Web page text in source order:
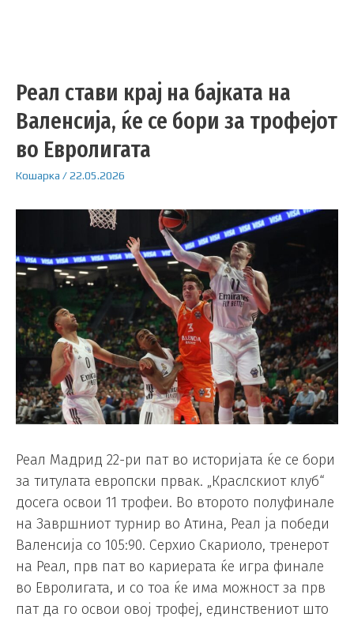
Реал стави крај на бајката на
Валенсија, ќе се бори за трофејот
во Евролигата
Кошарка /22.05.2026
Реал Мадрид 22-ри пат во историјата ќе се бори
за титулата европски првак. „Краслскиот клуб“
досега освои 11 трофеи. Во второто полуфинале
на Завршниот турнир во Атина, Реал ја победи
Валенсија со 105:90. Серхио Скариоло, тренерот
на Реал, прв пат во кариерата ќе игра финале
во Евролигата, и со тоа ќе има можност за прв
пат да го освои овој трофеј, единствениот што